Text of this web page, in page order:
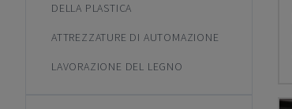
DELLA PLASTICA
ATTREZZATURE DI AUTOMAZIONE
LAVORAZIONE DEL LEGNO